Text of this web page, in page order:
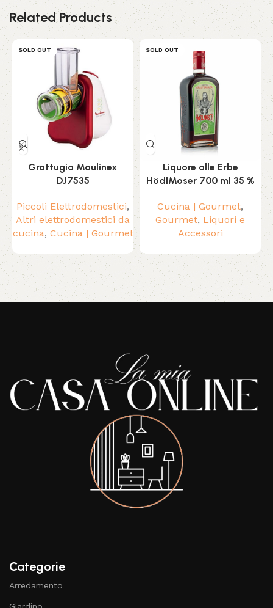
Related Products
SOLD OUT
Grattugia Moulinex
DJ7535
Piccoli Elettrodomestici,
Altri elettrodomestici da
cucina, Cucina | Gourmet
SOLD OUT
Liquore alle Erbe
HödlMoser 700 ml 35 %
Cucina | Gourmet,
Gourmet, Liquori e
Accessori
Read More
Categorie
Arredamento